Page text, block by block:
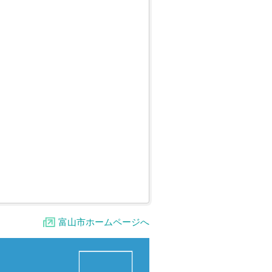
富山市ホームページへ